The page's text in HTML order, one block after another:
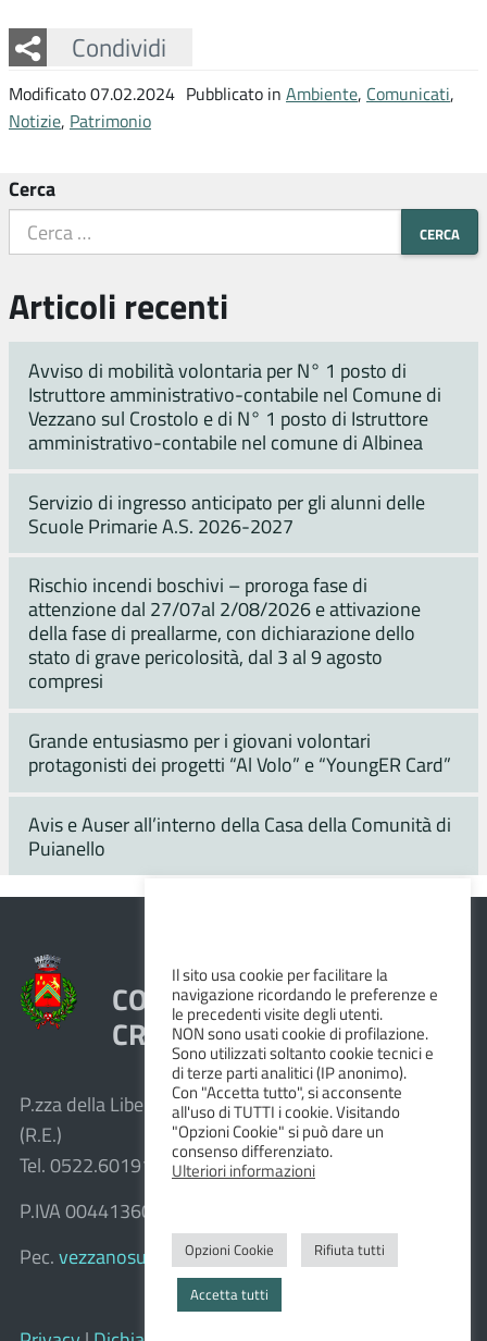
Condividi
Facebook
Twitter
Whatsapp
Modificato 07.02.2024 Pubblicato in Ambiente, Comunicati,
Notizie, Patrimonio
Cerca
Articoli recenti
Avviso di mobilità volontaria per N° 1 posto di
Istruttore amministrativo-contabile nel Comune di
Vezzano sul Crostolo e di N° 1 posto di Istruttore
amministrativo-contabile nel comune di Albinea
Servizio di ingresso anticipato per gli alunni delle
Scuole Primarie A.S. 2026-2027
Rischio incendi boschivi – proroga fase di
attenzione dal 27/07al 2/08/2026 e attivazione
della fase di preallarme, con dichiarazione dello
stato di grave pericolosità, dal 3 al 9 agosto
compresi
Grande entusiasmo per i giovani volontari
protagonisti dei progetti “Al Volo” e “YoungER Card”
Avis e Auser all’interno della Casa della Comunità di
Puianello
COMUNE DI VEZZANO SUL
CROSTOLO
P.zza della Libertà, 1 – 42030 Vezzano sul Crostolo
(R.E.)
Tel. 0522.601911 – Fax 0522.601947
P.IVA 00441360351
Pec. vezzanosulcrostolo@cert.provincia.re.it
Il sito usa cookie per facilitare la
navigazione ricordando le preferenze e
le precedenti visite degli utenti.
NON sono usati cookie di profilazione.
Sono utilizzati soltanto cookie tecnici e
di terze parti analitici (IP anonimo).
Con "Accetta tutto", si acconsente
all'uso di TUTTI i cookie. Visitando
"Opzioni Cookie" si può dare un
consenso differenziato.
Ulteriori informazioni
Opzioni Cookie Rifiuta tutti
Accetta tutti